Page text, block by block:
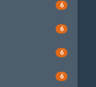
6
6
6
6